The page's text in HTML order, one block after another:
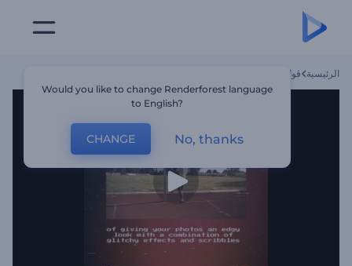
الرئيسية قوالب
Would you like to change Renderforest language
to English?
CHANGE No, thanks